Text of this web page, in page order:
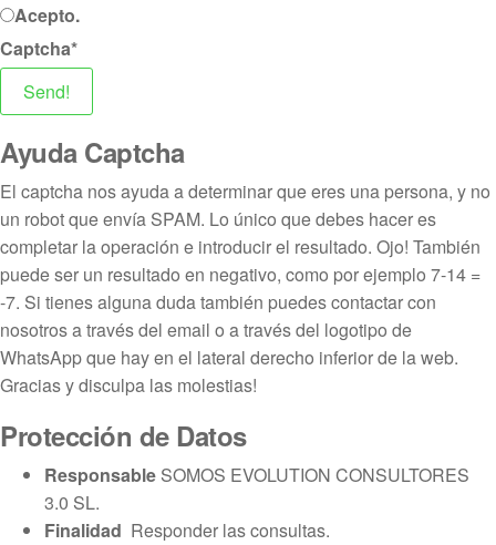
Acepto.
Captcha*
Send!
Ayuda Captcha
El captcha nos ayuda a determinar que eres una persona, y no
un robot que envía SPAM. Lo único que debes hacer es
completar la operación e introducir el resultado. Ojo! También
puede ser un resultado en negativo, como por ejemplo 7-14 =
-7. Si tienes alguna duda también puedes contactar con
nosotros a través del email o a través del logotipo de
WhatsApp que hay en el lateral derecho inferior de la web.
Gracias y disculpa las molestias!
Protección de Datos
Responsable SOMOS EVOLUTION CONSULTORES
3.0 SL.
Finalidad Responder las consultas.